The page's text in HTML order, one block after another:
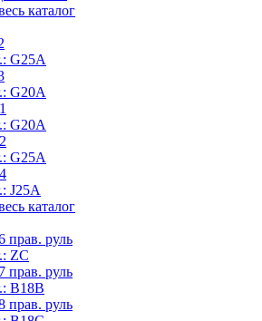
каталог
G25A
G20A
G20A
G25A
J25A
каталог
прав. руль
ZC
прав. руль
B18B
прав. руль